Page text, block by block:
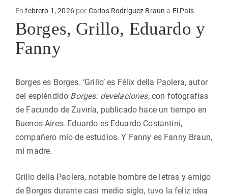
EnPublicado
en
febrero 1, 2026por Carlos Rodríguez Braun a El País
Borges, Grillo, Eduardo y
Fanny
Borges es Borges. ‘Grillo’ es Félix della Paolera, autor
del espléndido Borges: develaciones, con fotografías
de Facundo de Zuviría, publicado hace un tiempo en
Buenos Aires. Eduardo es Eduardo Costantini,
compañero mío de estudios. Y Fanny es Fanny Braun,
mi madre.
Grillo della Paolera, notable hombre de letras y amigo
de Borges durante casi medio siglo, tuvo la feliz idea